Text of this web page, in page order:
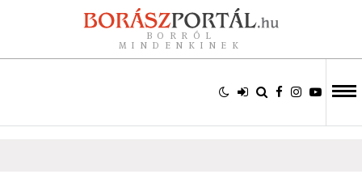
BORRÓL
MINDENKINEK